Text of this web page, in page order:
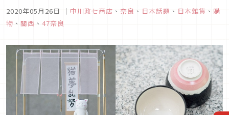
夥伴，也是喜愛生活雜貨的朋友赴日旅遊一定會造訪的名店之
一。這次中川政七商店預計要在發源地奈良，打造出品牌首間三
2020年05月26日 ｜ 中川政七商店 、 奈良 、 日本話題 、 日本雜貨 、 購
物 、 關西 、 47奈良